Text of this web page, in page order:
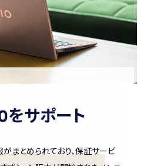
をサポート
まとめられており、保証サービ